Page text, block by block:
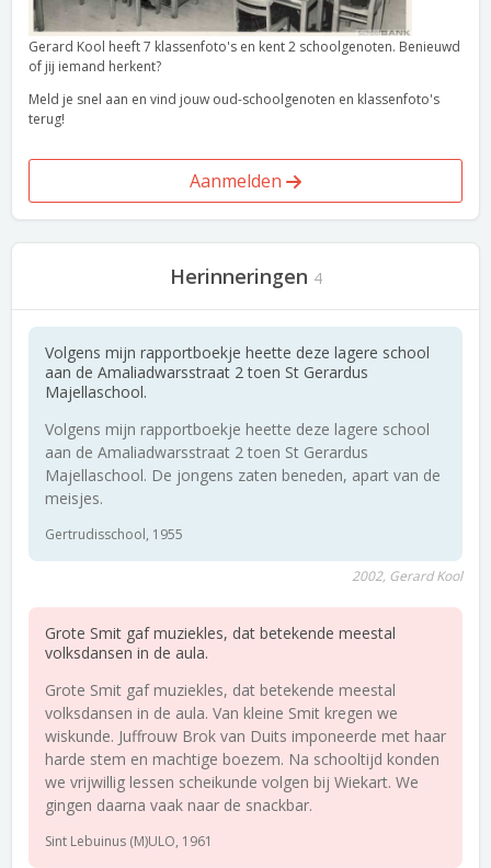
Gerard Kool heeft 7 klassenfoto's en kent 2 schoolgenoten. Benieuwd
of jij iemand herkent?
Meld je snel aan en vind jouw oud-schoolgenoten en klassenfoto's
terug!
Aanmelden
Herinneringen 4
Volgens mijn rapportboekje heette deze lagere school
aan de Amaliadwarsstraat 2 toen St Gerardus
Majellaschool.
Volgens mijn rapportboekje heette deze lagere school
aan de Amaliadwarsstraat 2 toen St Gerardus
Majellaschool. De jongens zaten beneden, apart van de
meisjes.
Gertrudisschool, 1955
2002, Gerard Kool
Grote Smit gaf muziekles, dat betekende meestal
volksdansen in de aula.
Grote Smit gaf muziekles, dat betekende meestal
volksdansen in de aula. Van kleine Smit kregen we
wiskunde. Juffrouw Brok van Duits imponeerde met haar
harde stem en machtige boezem. Na schooltijd konden
we vrijwillig lessen scheikunde volgen bij Wiekart. We
gingen daarna vaak naar de snackbar.
Sint Lebuinus (M)ULO, 1961